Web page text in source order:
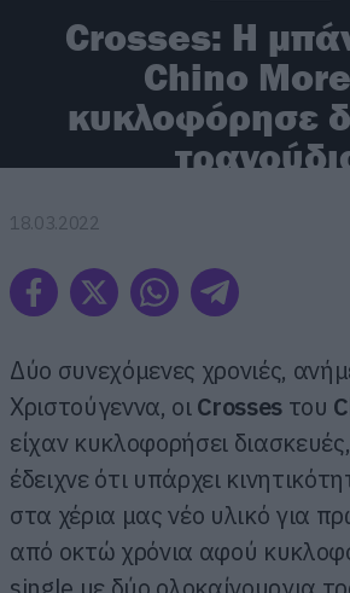
Crosses: Η
Chino
κυκλοφόρησε
18.03.2022
Δύο συνεχόμενες χρονιές,
Χριστούγεννα, οιCrosses του
είχαν κυκλοφορήσει
έδειχνε ότι υπάρχει
στα χέρια μας νέο υλικό για
από οκτώ χρόνια αφού